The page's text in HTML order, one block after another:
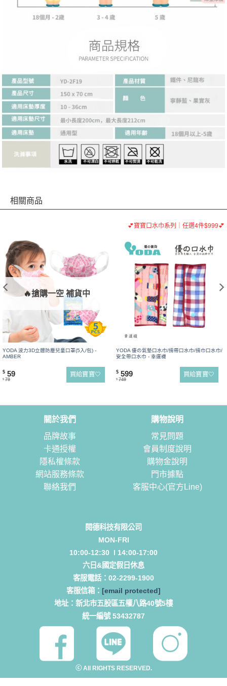
相關商品
🔥搶購一空 補貨中
YODA 波力3D立體防塵兒童口罩(5入/包) -
AMBER
$ 59
$ 79
買給寶寶🤍
💕寶寶口水巾系列｜任選4件$999💕
YODA 優の氣墊口水巾/揹帶口水巾/揹巾口水巾/
安全帶口水巾 - 幸運襪
$ 599
$ 749
買給寶寶🤍
關於我們
品牌故事
卡通授權
隱私權條款
網站服務條款
聯絡我們
購物說明
常見問題
會員制度說明
購物金說明
門市據點
客服中心(官方Line)
閱德科技有限公司
MON-FRI
10:00-12:30 l 14:00-17:00
六日&國定假日休息
客服電話： 02-2299-1900
客服信箱： [email protected]
地址： 新北市五股區五權八路40號5樓
統一編號 53432787
ⓒ All RIGHTS RESERVED.